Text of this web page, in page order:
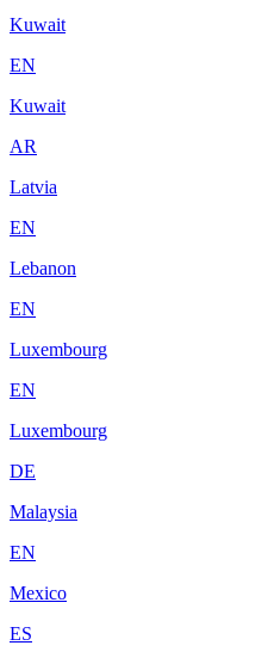
Kuwait
EN
Kuwait
AR
Latvia
EN
Lebanon
EN
Luxembourg
EN
Luxembourg
DE
Malaysia
EN
Mexico
ES